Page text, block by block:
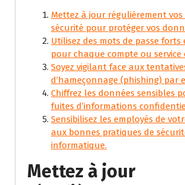
Mettez à jour régulièrement vos
sécurité pour protéger vos
Utilisez des mots de passe forts
pour chaque compte ou service
Soyez vigilant face aux
d’hameçonnage (phishing) par
Chiffrez les données sensibles
fuites d’informations
Sensibilisez les employés de
aux bonnes pratiques de
informatique.
Mettez à jour